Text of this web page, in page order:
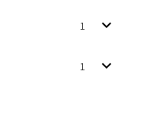
1
1